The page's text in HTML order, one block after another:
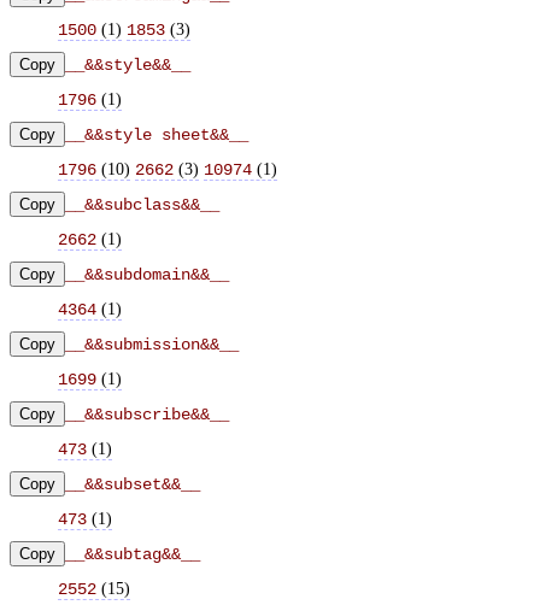
1500 (1) 1853 (3)
Copy
__&&style&&__
1796 (1)
Copy
__&&style sheet&&__
1796 (10) 2662 (3) 10974 (1)
Copy
__&&subclass&&__
2662 (1)
Copy
__&&subdomain&&__
4364 (1)
Copy
__&&submission&&__
1699 (1)
Copy
__&&subscribe&&__
473 (1)
Copy
__&&subset&&__
473 (1)
Copy
__&&subtag&&__
2552 (15)